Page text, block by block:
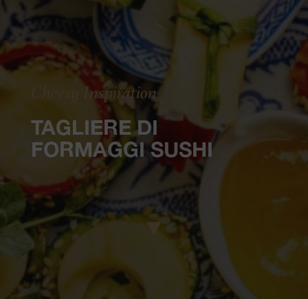
Cheesy Inspiration
TAGLIERE DI
FORMAGGI SUSHI